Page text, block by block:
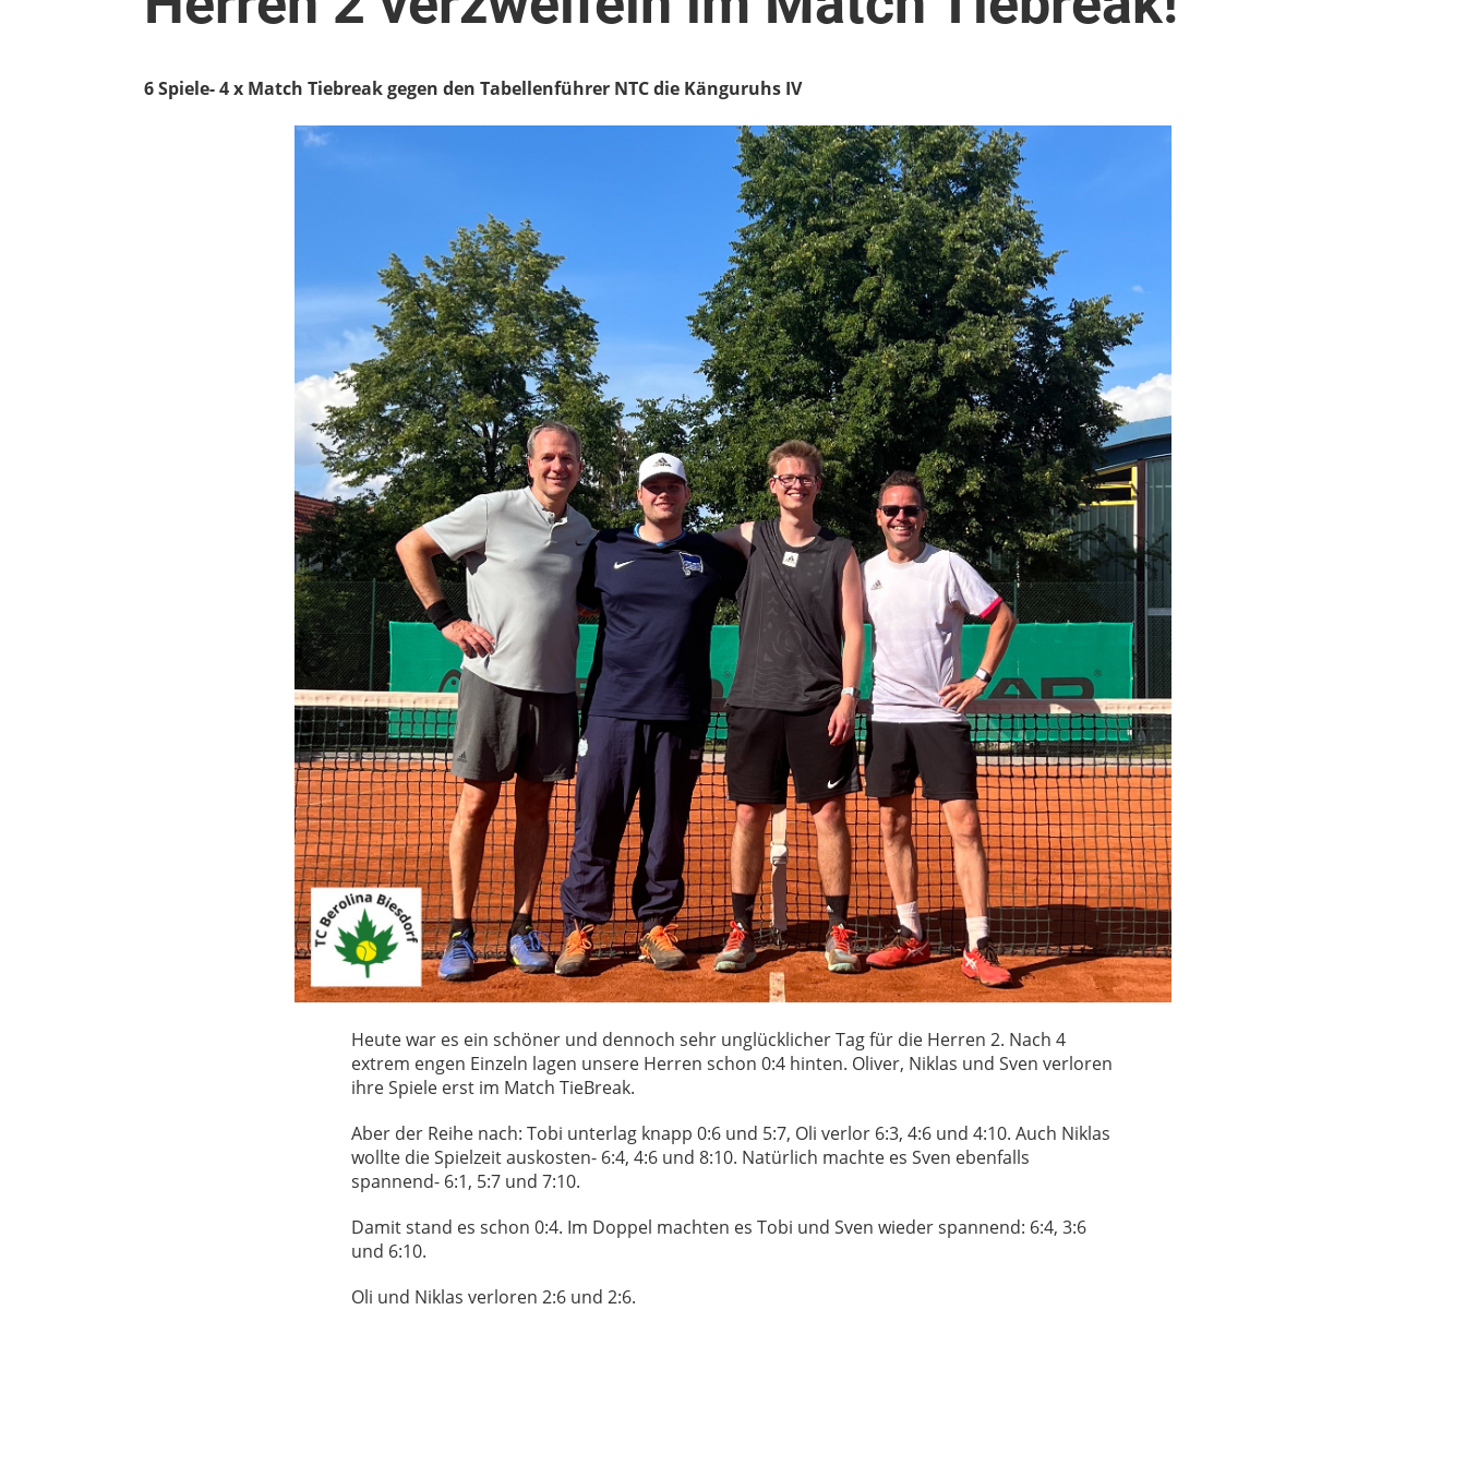
6 Spiele- 4 x Match Tiebreak gegen den Tabellenführer NTC die Känguruhs IV
Heute war es ein schöner und dennoch sehr unglücklicher Tag für die Herren 2. Nach 4
extrem engen Einzeln lagen unsere Herren schon 0:4 hinten. Oliver, Niklas und Sven verloren
ihre Spiele erst im Match TieBreak.
Aber der Reihe nach: Tobi unterlag knapp 0:6 und 5:7, Oli verlor 6:3, 4:6 und 4:10. Auch Niklas
wollte die Spielzeit auskosten- 6:4, 4:6 und 8:10. Natürlich machte es Sven ebenfalls
spannend- 6:1, 5:7 und 7:10.
Damit stand es schon 0:4. Im Doppel machten es Tobi und Sven wieder spannend: 6:4, 3:6
und 6:10.
Oli und Niklas verloren 2:6 und 2:6.